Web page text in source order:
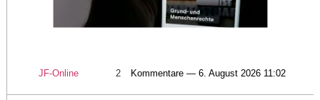
JF-Online 2 Kommentare — 6. August 2026 11:02